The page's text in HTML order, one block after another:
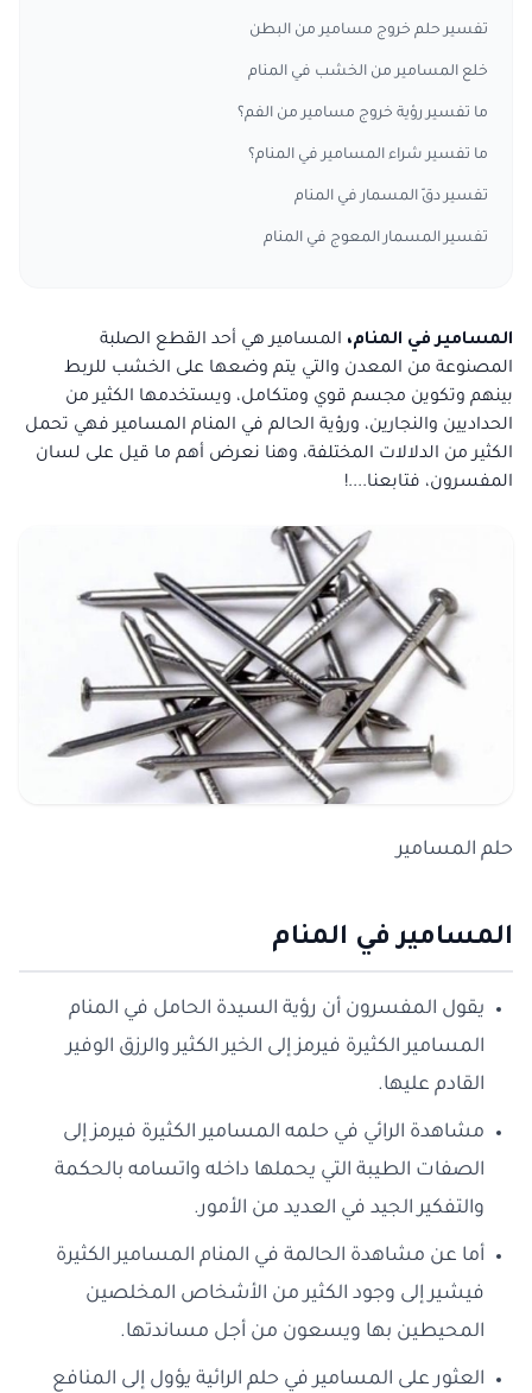
تفسير حلم خروج مسامير من البطن
خلع المسامير من الخشب في المنام
ما تفسير رؤية خروج مسامير من الفم؟
ما تفسير شراء المسامير في المنام؟
تفسير دقّ المسمار في المنام
تفسير المسمار المعوج في المنام
المسامير في المنام، المسامير هي أحد القطع الصلبة
المصنوعة من المعدن والتي يتم وضعها على الخشب للربط
بينهم وتكوين مجسم قوي ومتكامل، ويستخدمها الكثير من
الحداديين والنجارين، ورؤية الحالم في المنام المسامير فهي تحمل
الكثير من الدلالات المختلفة، وهنا نعرض أهم ما قيل على لسان
المفسرون، فتابعنا....!
حلم المسامير
المسامير في المنام
يقول المفسرون أن رؤية السيدة الحامل في المنام
المسامير الكثيرة فيرمز إلى الخير الكثير والرزق الوفير
القادم عليها.
مشاهدة الرائي في حلمه المسامير الكثيرة فيرمز إلى
الصفات الطيبة التي يحملها داخله واتسامه بالحكمة
والتفكير الجيد في العديد من الأمور.
أما عن مشاهدة الحالمة في المنام المسامير الكثيرة
فيشير إلى وجود الكثير من الأشخاص المخلصين
المحيطين بها ويسعون من أجل مساندتها.
العثور على المسامير في حلم الرائية يؤول إلى المنافع